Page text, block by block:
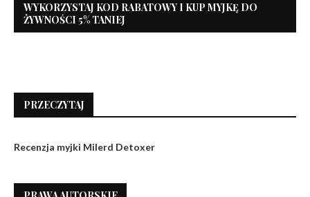
WYKORZYSTAJ KOD RABATOWY I KUP MYJKĘ DO
ŻYWNOŚCI 5% TANIEJ
PRZECZYTAJ
Recenzja myjki Milerd Detoxer